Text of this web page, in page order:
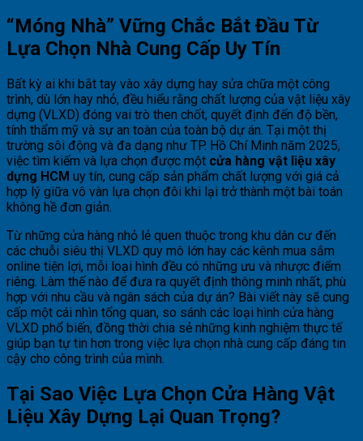
“Móng Nhà” Vững Chắc Bắt Đầu Từ
Lựa Chọn Nhà Cung Cấp Uy Tín
Bất kỳ ai khi bắt tay vào xây dựng hay sửa chữa một công
trình, dù lớn hay nhỏ, đều hiểu rằng chất lượng của vật liệu xây
dựng (VLXD) đóng vai trò then chốt, quyết định đến độ bền,
tính thẩm mỹ và sự an toàn của toàn bộ dự án. Tại một thị
trường sôi động và đa dạng như TP. Hồ Chí Minh năm 2025,
việc tìm kiếm và lựa chọn được một cửa hàng vật liệu xây
dựng HCM uy tín, cung cấp sản phẩm chất lượng với giá cả
hợp lý giữa vô vàn lựa chọn đôi khi lại trở thành một bài toán
không hề đơn giản.
Từ những cửa hàng nhỏ lẻ quen thuộc trong khu dân cư đến
các chuỗi siêu thị VLXD quy mô lớn hay các kênh mua sắm
online tiện lợi, mỗi loại hình đều có những ưu và nhược điểm
riêng. Làm thế nào để đưa ra quyết định thông minh nhất, phù
hợp với nhu cầu và ngân sách của dự án? Bài viết này sẽ cung
cấp một cái nhìn tổng quan, so sánh các loại hình cửa hàng
VLXD phổ biến, đồng thời chia sẻ những kinh nghiệm thực tế
giúp bạn tự tin hơn trong việc lựa chọn nhà cung cấp đáng tin
cậy cho công trình của mình.
Tại Sao Việc Lựa Chọn Cửa Hàng Vật
Liệu Xây Dựng Lại Quan Trọng?